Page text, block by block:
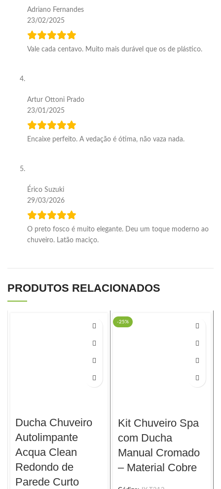
Adriano Fernandes
23/02/2025
Vale cada centavo. Muito mais durável que os de plástico.
Artur Ottoni Prado
23/01/2025
Encaixe perfeito. A vedação é ótima, não vaza nada.
Érico Suzuki
29/03/2026
O preto fosco é muito elegante. Deu um toque moderno ao
chuveiro. Latão maciço.
PRODUTOS RELACIONADOS
Ducha Chuveiro
Autolimpante
Acqua Clean
Redondo de
Parede Curto
-25%
Kit Chuveiro Spa
com Ducha
Manual Cromado
– Material Cobre